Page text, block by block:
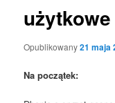
użytkowe
Opublikowany21 maja
Na początek: